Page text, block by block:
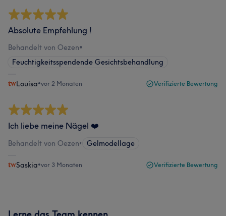
Absolute Empfehlung !
Behandelt von Oezen•
Feuchtigkeitsspendende Gesichtsbehandlung
Louisa•vor 2 Monaten Verifizierte Bewertung
Ich liebe meine Nägel ❤️
Behandelt von Oezen• Gelmodellage
Saskia•vor 3 Monaten Verifizierte Bewertung